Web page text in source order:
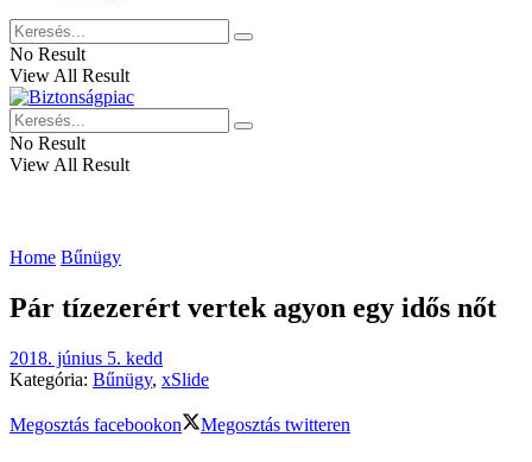
No Result
View All Result
No Result
View All Result
Home Bűnügy
Pár tízezerért vertek agyon egy idős nőt
2018. június 5. kedd
Kategória: Bűnügy, xSlide
Megosztás facebookon Megosztás twitteren